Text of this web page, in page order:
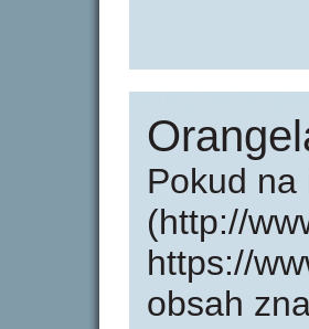
Pokud
(http://
https://
obsah